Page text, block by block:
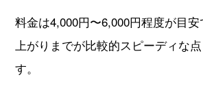
料金は4,000円〜6,000円程度が目
上がりまでが比較的スピーディな
す。